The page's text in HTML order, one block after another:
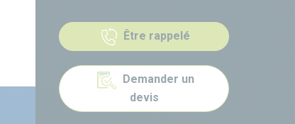
Être rappelé
Demander un
devis